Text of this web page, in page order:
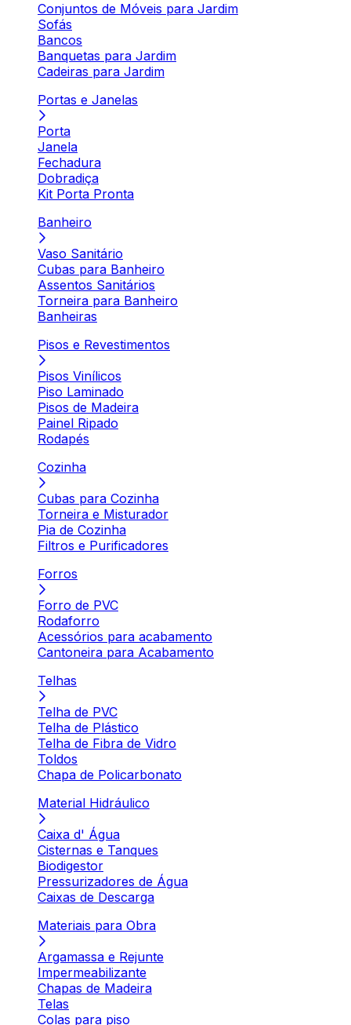
Conjuntos de Móveis para Jardim
Sofás
Bancos
Banquetas para Jardim
Cadeiras para Jardim
Portas e Janelas
Porta
Janela
Fechadura
Dobradiça
Kit Porta Pronta
Banheiro
Vaso Sanitário
Cubas para Banheiro
Assentos Sanitários
Torneira para Banheiro
Banheiras
Pisos e Revestimentos
Pisos Vinílicos
Piso Laminado
Pisos de Madeira
Painel Ripado
Rodapés
Cozinha
Cubas para Cozinha
Torneira e Misturador
Pia de Cozinha
Filtros e Purificadores
Forros
Forro de PVC
Rodaforro
Acessórios para acabamento
Cantoneira para Acabamento
Telhas
Telha de PVC
Telha de Plástico
Telha de Fibra de Vidro
Toldos
Chapa de Policarbonato
Material Hidráulico
Caixa d' Água
Cisternas e Tanques
Biodigestor
Pressurizadores de Água
Caixas de Descarga
Materiais para Obra
Argamassa e Rejunte
Impermeabilizante
Chapas de Madeira
Telas
Colas para piso